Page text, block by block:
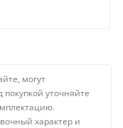
могут
покупкой уточняйте
характер и